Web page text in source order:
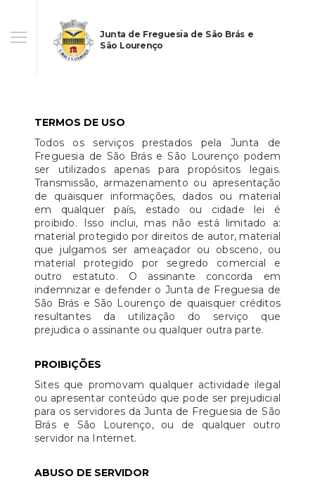
Junta de Freguesia de São Brás e
São Lourenço
TERMOS DE USO
Todos os serviços prestados pela Junta de
Freguesia de São Brás e São Lourenço podem
ser utilizados apenas para propósitos legais.
Transmissão, armazenamento ou apresentação
de quaisquer informações, dados ou material
em qualquer país, estado ou cidade lei é
proibido. Isso inclui, mas não está limitado a:
material protegido por direitos de autor, material
que julgamos ser ameaçador ou obsceno, ou
material protegido por segredo comercial e
outro estatuto. O assinante concorda em
indemnizar e defender o Junta de Freguesia de
São Brás e São Lourenço de quaisquer créditos
resultantes da utilização do serviço que
prejudica o assinante ou qualquer outra parte.
PROIBIÇÕES
Sites que promovam qualquer actividade ilegal
ou apresentar conteúdo que pode ser prejudicial
para os servidores da Junta de Freguesia de São
Brás e São Lourenço, ou de qualquer outro
servidor na Internet.
ABUSO DE SERVIDOR